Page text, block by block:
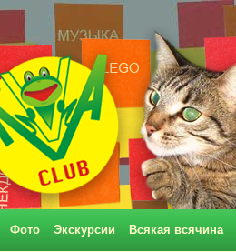
Фото Экскурсии Всякая всячина